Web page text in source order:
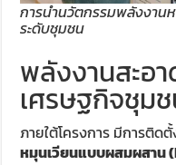
การนำนวัตกรรมพลังงานห
ระดับชุมชน
พลังงานสะอา
เศรษฐกิจชุม
ภายใต้โครงการ มีการติด
หมุนเวียนแบบผสมผสาน